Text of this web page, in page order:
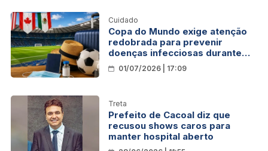
Cuidado
Copa do Mundo exige atenção
redobrada para prevenir
doenças infecciosas durante
viagens
01/07/2026 | 17:09
Treta
Prefeito de Cacoal diz que
recusou shows caros para
manter hospital aberto